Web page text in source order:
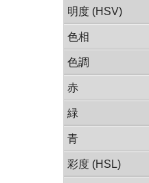
明度 (HSV)
色相
色調
赤
緑
青
彩度 (HSL)